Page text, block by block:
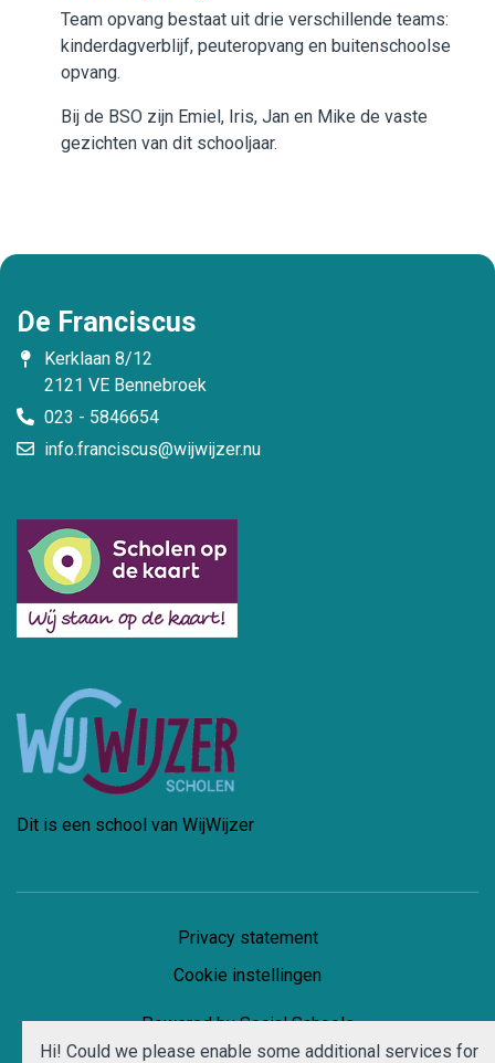
Team opvang bestaat uit drie verschillende teams:
kinderdagverblijf, peuteropvang en buitenschoolse
opvang.
Bij de BSO zijn Emiel, Iris, Jan en Mike de vaste
gezichten van dit schooljaar.
De Franciscus
Kerklaan 8/12
2121 VE Bennebroek
023 - 5846654
info.franciscus@wijwijzer.nu
Dit is een school van WijWijzer
Privacy statement
Cookie instellingen
Powered bySocial Schools
Hi! Could we please enable some additional services for